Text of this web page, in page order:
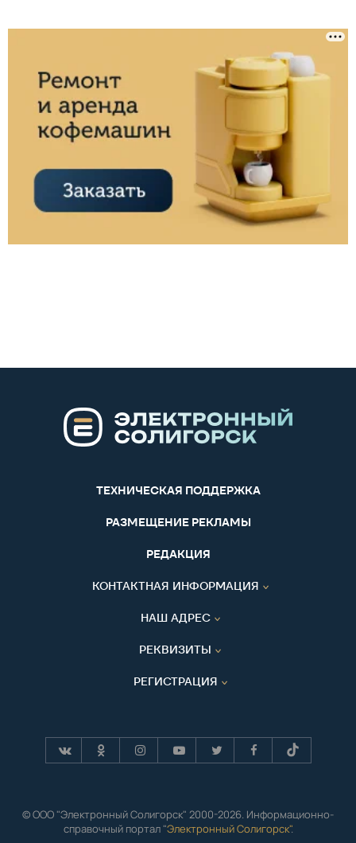
ТЕХНИЧЕСКАЯ ПОДДЕРЖКА
РАЗМЕЩЕНИЕ РЕКЛАМЫ
РЕДАКЦИЯ
КОНТАКТНАЯ ИНФОРМАЦИЯ
НАШ АДРЕС
РЕКВИЗИТЫ
РЕГИСТРАЦИЯ
© ООО "Электронный Солигорск" 2000-2026. Информационно-
справочный портал "Электронный Солигорск".